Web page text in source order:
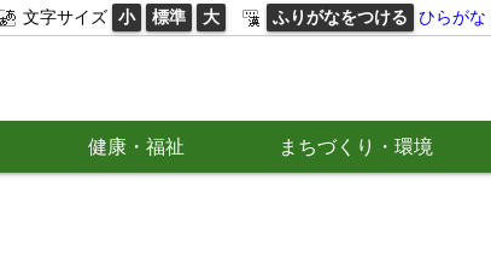
文字サイズ 小 標準 大 ふりがなをつける ひらがな
健康・福祉 まちづくり・環境